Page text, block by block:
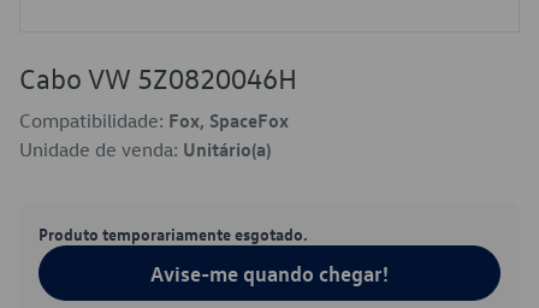
Cabo VW 5Z0820046H
Compatibilidade: Fox, SpaceFox
Unidade de venda: Unitário(a)
Produto temporariamente esgotado.
Avise-me quando chegar!